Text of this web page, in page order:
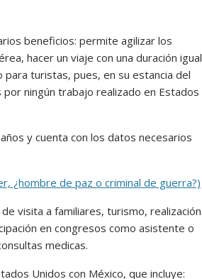
beneficios: permite agilizar los
hacer un viaje con una duración igual
turistas, pues, en su estancia del
ningún trabajo realizado en Estados
y cuenta con los datos necesarios
¿hombre de paz o criminal de guerra?)
visita a familiares, turismo, realización
en congresos como asistente o
medicas.
Unidos con México, que incluye: